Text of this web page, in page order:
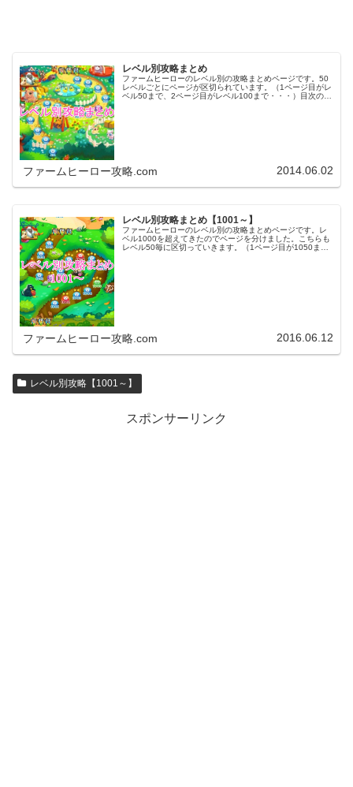
レベル別攻略まとめ
ファームヒーローのレベル別の攻略まとめページです。50
レベルごとにページが区切られています。（1ページ目がレ
ベル50まで、2ページ目がレベル100まで・・・）目次のリ
ファームヒーロー攻略.com 2014.06.02
レベル別攻略まとめ【1001～】
ファームヒーローのレベル別の攻略まとめページです。レ
ベル1000を超えてきたのでページを分けました。こちらも
レベル50毎に区切っていきます。（1ページ目が1050ま
ファームヒーロー攻略.com 2016.06.12
レベル別攻略【1001～】
スポンサーリンク